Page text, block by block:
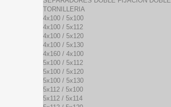
TORNILLERIA
4x100 / 5x100
4x100 / 5x112
4x100 / 5x120
4x100 / 5x130
4x160 / 4x100
5x100 / 5x112
5x100 / 5x120
5x100 / 5x130
5x112 / 5x100
5x112 / 5x114